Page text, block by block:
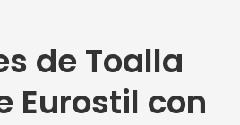
de Toalla
Eurostil con